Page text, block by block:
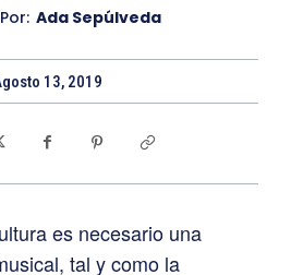
Por: Ada Sepúlveda
13, 2019
es necesario una
tal y como la